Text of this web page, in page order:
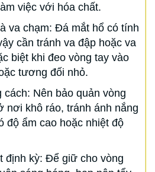
việc với hóa chất.
va chạm: Đá mắt hổ có tính
cần tránh va đập hoặc va
biệt khi đeo vòng tay vào
tương đối nhỏ.
cách: Nên bảo quản vòng
nơi khô ráo, tránh ánh nắng
độ ẩm cao hoặc nhiệt độ
định kỳ: Để giữ cho vòng